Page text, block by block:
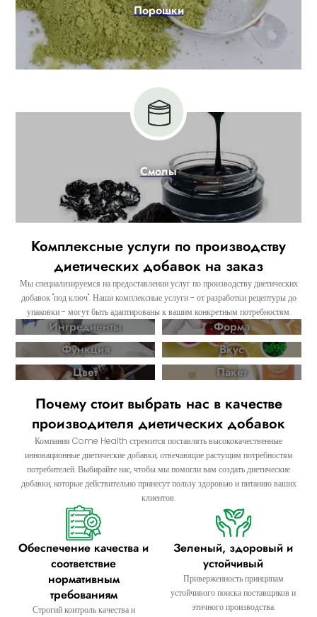
Порошки
Смолы
Комплексные услуги по производству
диетических добавок на заказ
Мы специализируемся на предоставлении услуг по производству диетических
добавок "под ключ". Наши комплексные услуги - от разработки рецептуры до
упаковки - могут быть адаптированы к вашим конкретным потребностям.
Ингредиенты
Форма
Функция
Вкус
Цвет
Пакет
Почему стоит выбрать нас в качестве
производителя диетических добавок
Компания Come Health стремится поставлять высококачественные
инновационные диетические добавки, отвечающие растущим потребностям
потребителей. Выбирайте нас, чтобы мы помогли вам создать диетические
добавки, которые действительно принесут пользу здоровью и питанию ваших
клиентов.
Обеспечение качества и
соответствие
нормативным
требованиям
Строгий контроль качества и
Зеленый, здоровый и
устойчивый
Приверженность принципам
устойчивого поиска поставщиков и
этичного производства.